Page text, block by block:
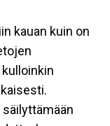
kauan kuin on